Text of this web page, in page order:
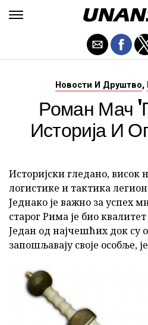
Новости И Друштво,
Роман Мач
Историја И
Историјски гледано, висок
логистике и тактика
Једнако је важно за успех
старог Рима је био квалитет
Један од најчешћих док су
запошљавају своје особље,